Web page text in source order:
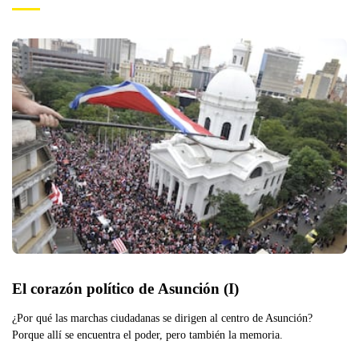
El corazón político de Asunción (I)
¿Por qué las marchas ciudadanas se dirigen al centro de Asunción?
Porque allí se encuentra el poder, pero también la memoria.